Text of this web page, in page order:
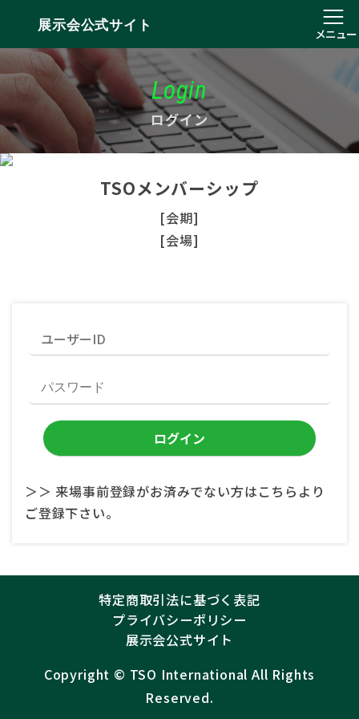
展示会公式サイト
メニュー
Login
ログイン
TSOメンバーシップ
[会期]
[会場]
＞＞ 来場事前登録がお済みでない方はこちらより
ご登録下さい。
特定商取引法に基づく表記
プライバシーポリシー
展示会公式サイト
Copyright ©︎ TSO International All Rights
Reserved.